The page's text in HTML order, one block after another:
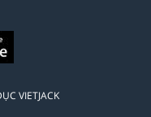
VIETJACK